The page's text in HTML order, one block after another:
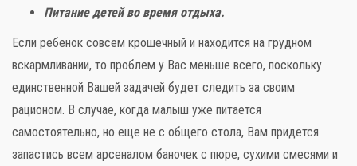
Питание детей во время отдыха.
Если ребенок совсем крошечный и находится на грудном
вскармливании, то проблем у Вас меньше всего, поскольку
единственной Вашей задачей будет следить за своим
рационом. В случае, когда малыш уже питается
самостоятельно, но еще не с общего стола, Вам придется
запастись всем арсеналом баночек с пюре, сухими смесями и